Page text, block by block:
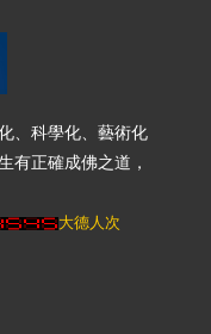
、科學化、藝術化
有正確成佛之道，
大德人次